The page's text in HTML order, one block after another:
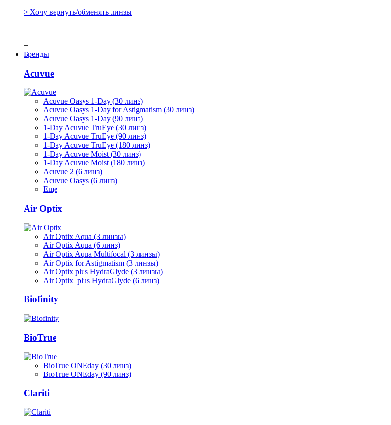
> Хочу вернуть/обменять линзы
+
Бренды
Acuvue
Acuvue Oasys 1-Day (30 линз)
Acuvue Oasys 1-Day for Astigmatism (30 линз)
Acuvue Oasys 1-Day (90 линз)
1-Day Acuvue TruEye (30 линз)
1-Day Acuvue TruEye (90 линз)
1-Day Acuvue TruEye (180 линз)
1-Day Acuvue Moist (30 линз)
1-Day Acuvue Moist (180 линз)
Acuvue 2 (6 линз)
Acuvue Oasys (6 линз)
Еще
Air Optix
Air Optix Aqua (3 линзы)
Air Optix Aqua (6 линз)
Air Optix Aqua Multifocal (3 линзы)
Air Optix for Astigmatism (3 линзы)
Air Optix plus HydraGlyde (3 линзы)
Air Optix plus HydraGlyde (6 линз)
Biofinity
BioTrue
BioTrue ONEday (30 линз)
BioTrue ONEday (90 линз)
Clariti